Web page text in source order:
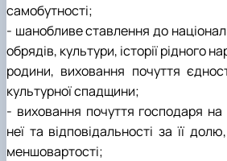
самобутності;
- шанобливе ставлення до
обрядів, культури, історії рідного
родини, виховання почуття
культурної спадщини;
- виховання почуття господаря на
неї та відповідальності за її
меншовартості;